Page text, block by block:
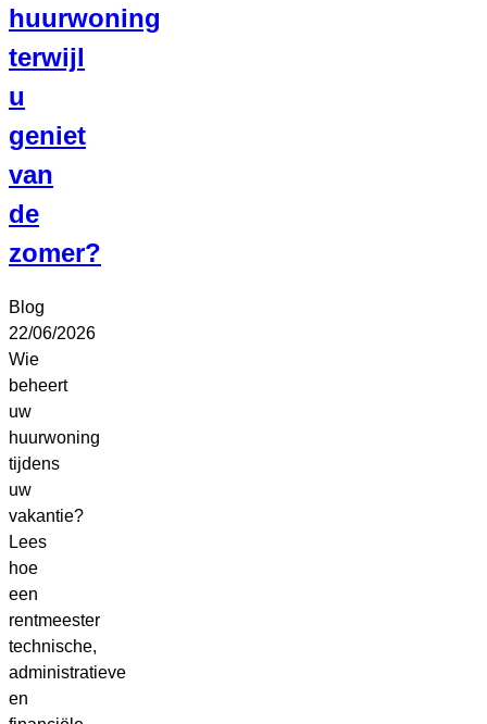
huurwoning
terwijl
u
geniet
van
de
zomer?
Blog
22/06/2026
Wie
beheert
uw
huurwoning
tijdens
uw
vakantie?
Lees
hoe
een
rentmeester
technische,
administratieve
en